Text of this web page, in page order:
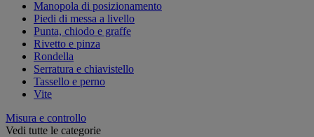
Manopola di posizionamento
Piedi di messa a livello
Punta, chiodo e graffe
Rivetto e pinza
Rondella
Serratura e chiavistello
Tassello e perno
Vite
Misura e controllo
Vedi tutte le categorie